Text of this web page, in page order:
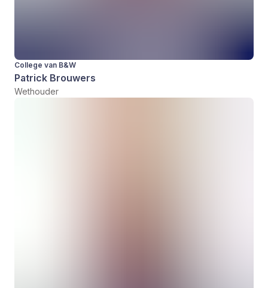
College van B&W
Patrick Brouwers
Wethouder